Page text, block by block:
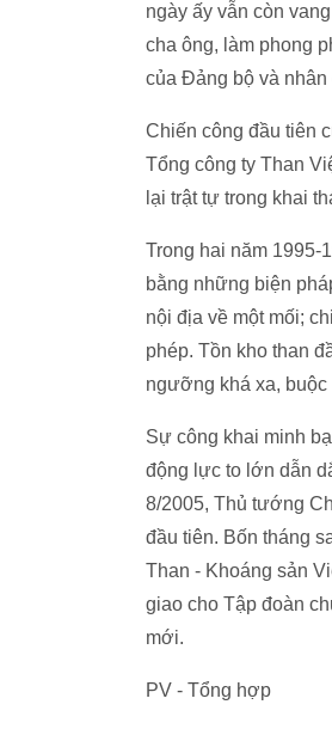
ngày ấy vẫn còn
cha ông, làm phong
của Đảng bộ và nhân
Chiến công đầu tiên
Tổng công ty Than
lại trật tự trong khai
Trong hai năm 1995-
bằng những biện
nội địa về một mối;
phép. Tồn kho than
ngưỡng khá xa,
Sự công khai minh
động lực to lớn dẫn
8/2005, Thủ tướng
đầu tiên. Bốn tháng
Than - Khoáng sản
giao cho Tập đoàn
mới.
PV - Tổng hợp